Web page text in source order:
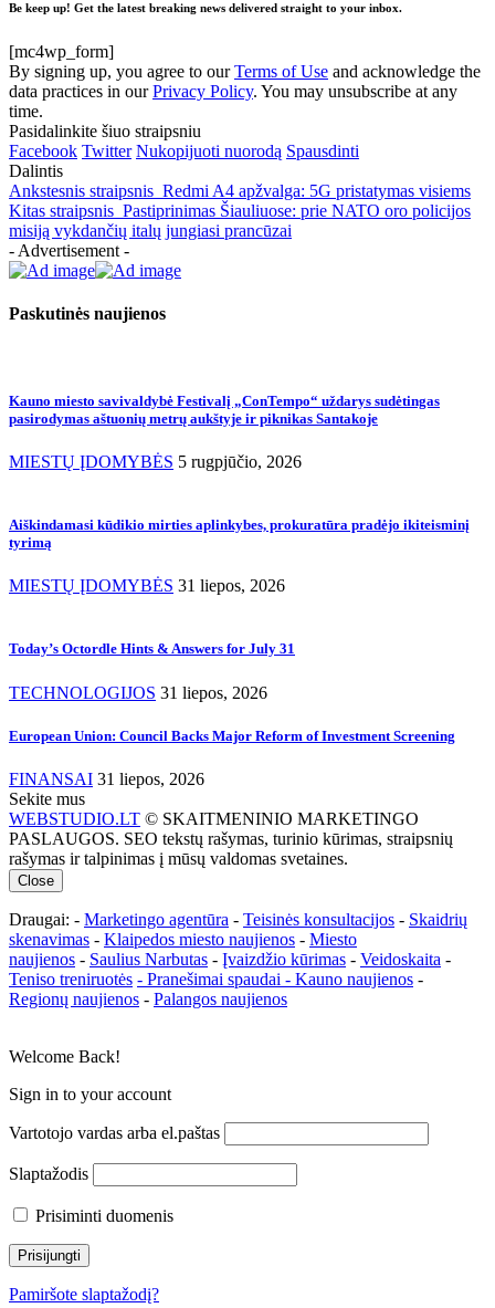
Be keep up! Get the latest breaking news delivered straight to your inbox.
[mc4wp_form]
By signing up, you agree to ourTerms of Use and acknowledge the
data practices in ourPrivacy Policy. You may unsubscribe at any
time.
Pasidalinkite šiuo straipsniu
Facebook Twitter Nukopijuoti nuorodą Spausdinti
Dalintis
Ankstesnis straipsnis Redmi A4 apžvalga: 5G pristatymas visiems
Kitas straipsnis Pastiprinimas Šiauliuose: prie NATO oro policijos
misiją vykdančių italų jungiasi prancūzai
- Advertisement -
Paskutinės naujienos
Kauno miesto savivaldybė Festivalį „ConTempo“ uždarys sudėtingas
pasirodymas aštuonių metrų aukštyje ir piknikas Santakoje
MIESTŲ ĮDOMYBĖS 5 rugpjūčio, 2026
Aiškindamasi kūdikio mirties aplinkybes, prokuratūra pradėjo ikiteisminį
tyrimą
MIESTŲ ĮDOMYBĖS 31 liepos, 2026
Today’s Octordle Hints & Answers for July 31
TECHNOLOGIJOS 31 liepos, 2026
European Union: Council Backs Major Reform of Investment Screening
FINANSAI 31 liepos, 2026
Sekite mus
WEBSTUDIO.LT © SKAITMENINIO MARKETINGO
PASLAUGOS. SEO tekstų rašymas, turinio kūrimas, straipsnių
rašymas ir talpinimas į mūsų valdomas svetaines.
Close
Draugai: - Marketingo agentūra - Teisinės konsultacijos - Skaidrių
skenavimas - Klaipedos miesto naujienos - Miesto
naujienos - Saulius Narbutas - Įvaizdžio kūrimas - Veidoskaita -
Teniso treniruotės - Pranešimai spaudai - Kauno naujienos -
Regionų naujienos - Palangos naujienos
Welcome Back!
Sign in to your account
Vartotojo vardas arba el.paštas
Slaptažodis
Prisiminti duomenis
Pamiršote slaptažodį?